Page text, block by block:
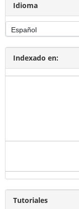
Idioma
Indexado en:
Tutoriales